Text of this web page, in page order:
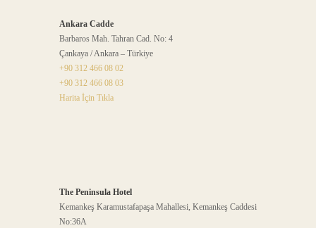
Ankara Cadde
Barbaros Mah. Tahran Cad. No: 4
Çankaya / Ankara – Türkiye
+90 312 466 08 02
+90 312 466 08 03
Harita İçin Tıkla
The Peninsula Hotel
Kemankeş Karamustafapaşa Mahallesi, Kemankeş Caddesi
No:36A